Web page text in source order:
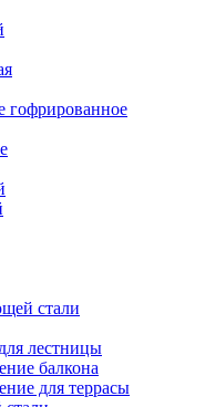
гофрированное
стали
лестницы
балкона
для террасы